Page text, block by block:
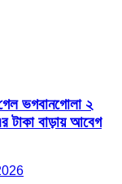
ভগবানগোলা ২
টাকা বাড়ায় আবেগ